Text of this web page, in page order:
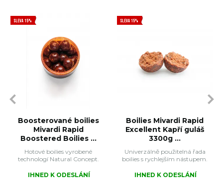
SLEVA 15%
Boosterované boilies
Mivardi Rapid
Boostered Boilies ...
Hotové boilies vyrobené
technologí Natural Concept.
IHNED K ODESLÁNÍ
SLEVA 15%
Boilies Mivardi Rapid
Excellent Kapří guláš
3300g ...
Univerzálně použitelná řada
boilies s rychlejším nástupem.
IHNED K ODESLÁNÍ